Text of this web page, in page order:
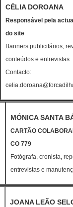
CÉLIA DOROANA
Responsável pela
do site
Banners publicitários,
conteúdos e entrevistas
Contacto:
MÓNICA SANTA
CARTÃO
CO 779
Fotógrafa, cronista,
entrevistas e
JOANA LEÃO